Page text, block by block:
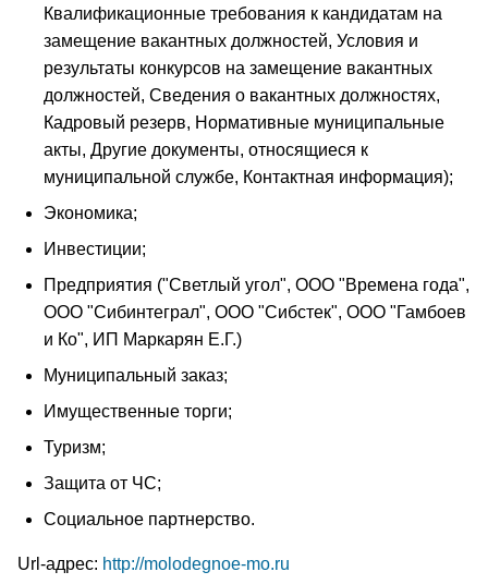
Квалификационные требования к кандидатам на
замещение вакантных должностей, Условия и
результаты конкурсов на замещение вакантных
должностей, Сведения о вакантных должностях,
Кадровый резерв, Нормативные муниципальные
акты, Другие документы, относящиеся к
муниципальной службе, Контактная информация);
Экономика;
Инвестиции;
Предприятия ("Светлый угол", ООО "Времена года",
ООО "Сибинтеграл", ООО "Сибстек", ООО "Гамбоев
и Ко", ИП Маркарян Е.Г.)
Муниципальный заказ;
Имущественные торги;
Туризм;
Защита от ЧС;
Социальное партнерство.
Url-адрес: http://molodegnoe-mo.ru